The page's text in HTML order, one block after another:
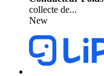
collecte de...
New